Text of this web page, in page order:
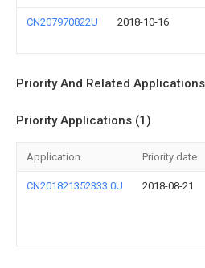
CN207970822U 2018-10-16
Priority And Related Applications
Priority Applications (1)
Application Priority date
CN201821352333.0U 2018-08-21